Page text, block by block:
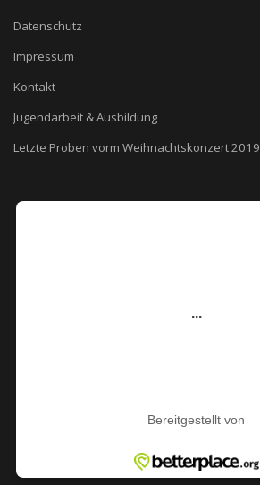
Datenschutz
Impressum
Kontakt
Jugendarbeit & Ausbildung
Letzte Proben vorm Weihnachtskonzert 2019